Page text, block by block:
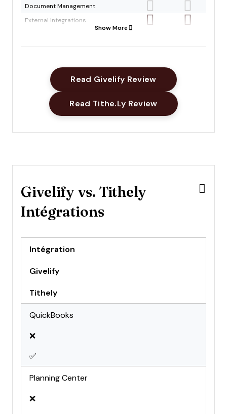
Document Management
External Integrations
Notifications
Scheduling
Workflow Management
Show More
Read Givelify ReviewOpens New
Read Tithe.ly ReviewOpens New
Givelify vs. Tithely
Intégrations
Intégration
Givelify
Tithely
QuickBooks
❌
✅
Planning Center
❌